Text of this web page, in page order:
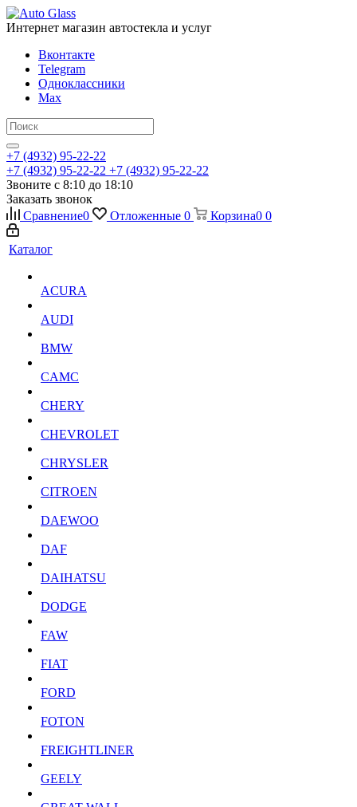
Интернет магазин автостекла и услуг
Вконтакте
Telegram
Одноклассники
Max
+7 (4932) 95-22-22
+7 (4932) 95-22-22 +7 (4932) 95-22-22
Звоните с 8:10 до 18:10
Заказать звонок
Сравнение0 Отложенные 0 Корзина0 0
Каталог
ACURA
AUDI
BMW
CAMC
CHERY
CHEVROLET
CHRYSLER
CITROEN
DAEWOO
DAF
DAIHATSU
DODGE
FAW
FIAT
FORD
FOTON
FREIGHTLINER
GEELY